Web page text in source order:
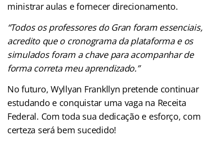
ministrar aulas e fornecer direcionamento.
“Todos os professores do Gran foram essenciais,
acredito que o cronograma da plataforma e os
simulados foram a chave para acompanhar de
forma correta meu aprendizado.”
No futuro, Wyllyan Frankllyn pretende continuar
estudando e conquistar uma vaga na Receita
Federal. Com toda sua dedicação e esforço, com
certeza será bem sucedido!